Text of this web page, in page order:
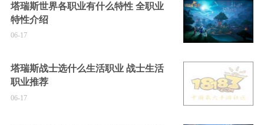
塔瑞斯世界各职业有什么特性 全职业
特性介绍
06-17
塔瑞斯战士选什么生活职业 战士生活
职业推荐
06-17